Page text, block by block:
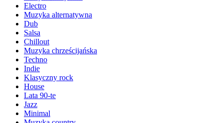
Electro
Muzyka alternatywna
Dub
Salsa
Chillout
Muzyka chrześcijańska
Techno
Indie
Klasyczny rock
House
Lata 90-te
Jazz
Minimal